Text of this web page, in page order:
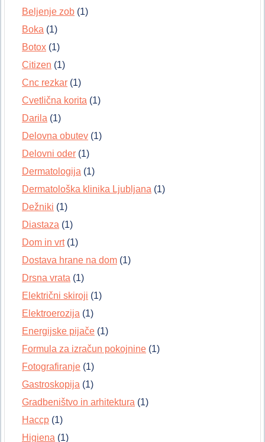
Beljenje zob (1)
Boka (1)
Botox (1)
Citizen (1)
Cnc rezkar (1)
Cvetlična korita (1)
Darila (1)
Delovna obutev (1)
Delovni oder (1)
Dermatologija (1)
Dermatološka klinika Ljubljana (1)
Dežniki (1)
Diastaza (1)
Dom in vrt(1)
Dostava hrane na dom (1)
Drsna vrata (1)
Električni skiroji (1)
Elektroerozija (1)
Energijske pijače (1)
Formula za izračun pokojnine (1)
Fotografiranje (1)
Gastroskopija (1)
Gradbeništvo in arhitektura (1)
Haccp (1)
Higiena (1)